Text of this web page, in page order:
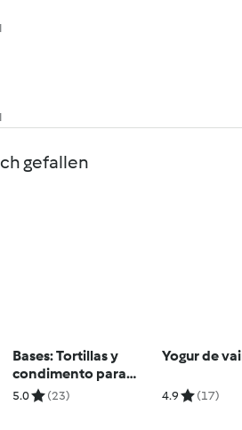
gefallen
Bases: Tortillas y
condimento para
fajitas.
5.0 (23)
Yogur de
4.9 (17)